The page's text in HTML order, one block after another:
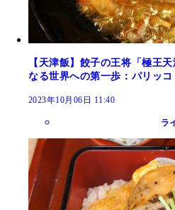
【天津飯】餃子の王将「極王
なる世界への第一歩：パリッ
2023年10月06日 11:40
ラ